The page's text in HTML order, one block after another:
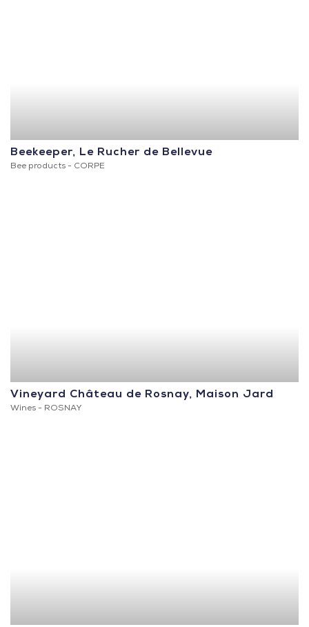
Beekeeper, Le Rucher de Bellevue
Bee products - CORPE
Vineyard Château de Rosnay, Maison Jard
Wines - ROSNAY